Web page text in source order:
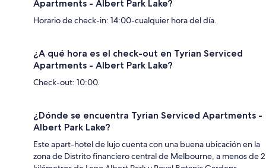
Apartments - Albert Park Lake?
Horario de check-in: 14:00-cualquier hora del día.
¿A qué hora es el check-out en Tyrian Serviced
Apartments - Albert Park Lake?
Check-out: 10:00.
¿Dónde se encuentra Tyrian Serviced Apartments -
Albert Park Lake?
Este apart-hotel de lujo cuenta con una buena ubicación en la
zona de Distrito financiero central de Melbourne, a menos de 2